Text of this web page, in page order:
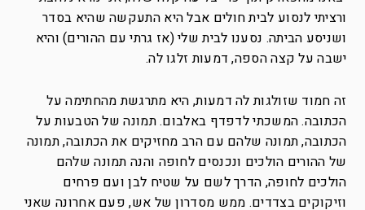
ורציתי לנסוע לבית חולים אבל היא התעקשה שהיא בסדר
ושניסע הביתה. נסענו לבית שלי (אז גרתי עם ההורים) והיא
ישבה על קצה הספה, דמעות זלגו לה.
זה חמוד שזולגות לה דמעות, היא מתרגשת מהחתימה על
הכתובה. המשכתי לדפדף באלבום. תמונה של הטבעות על
הכתובה, תמונה שלהם עם הרב מחזיקים את הכתובה, תמונה
של ההורים הולכים ונכנסים לחופה והנה תמונה שלהם
הולכים לחופה, הדרך לשם על שטיח לבן ועם פרחים
וזיקוקים בצדדים. ממש מסדרון של אש, פעם אחרונה שאני